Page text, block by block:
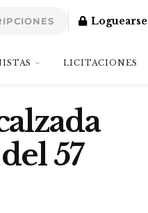
Loguearse
LICITACIONES
57